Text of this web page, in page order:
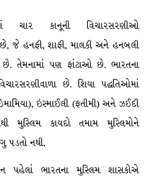
ચાર કાનૂની વિચારસરણીઓ
જે હનફી, શાફી, માલકી અને હનબલી
તેમનામાં પણ ફાંટાઓ છે. ભારતના
છે. શિયા પદ્ધતિઓમાં
ઇસ્માઈલી (ફતીમી) અને ઝઈદી
મુસ્લિમ કાયદો તમામ મુસ્લિમોને
પડતો નથી.
પહેલાં ભારતના મુસ્લિમ શાસકોએ